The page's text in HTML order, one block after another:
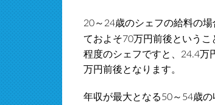
20～24歳のシェフの給料の場
ておよそ70万円前後という
程度のシェフですと、24.4万
万円前後となります。
年収が最大となる50～54歳